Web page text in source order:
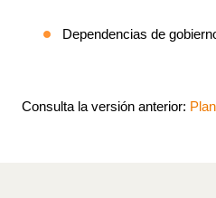
Dependencias de
Consulta la versión anterior: